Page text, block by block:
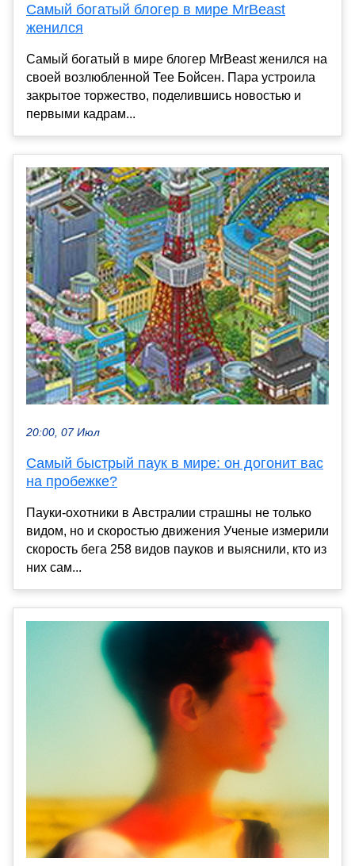
Самый богатый блогер в мире MrBeast
женился
Самый богатый в мире блогер MrBeast женился на
своей возлюбленной Тее Бойсен. Пара устроила
закрытое торжество, поделившись новостью и
первыми кадрам...
20:00, 07 Июл
Самый быстрый паук в мире: он догонит вас
на пробежке?
Пауки-охотники в Австралии страшны не только
видом, но и скоростью движения Ученые измерили
скорость бега 258 видов пауков и выяснили, кто из
них сам...